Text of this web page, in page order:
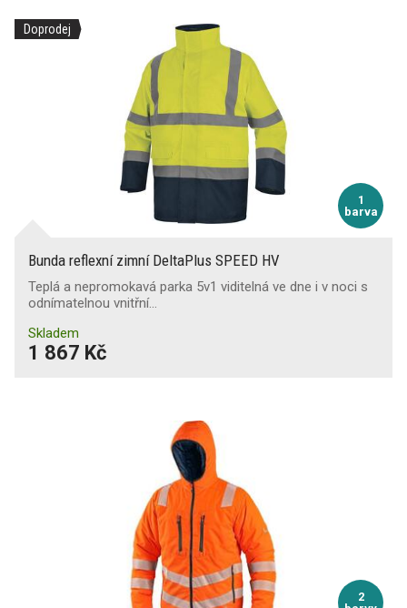
Doprodej
1
barva
Bunda reflexní zimní DeltaPlus SPEED HV
Teplá a nepromokavá parka 5v1 viditelná ve dne i v noci s
odnímatelnou vnitřní…
Skladem
1 867 Kč
2